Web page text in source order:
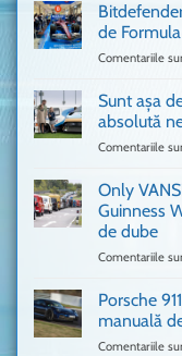
de Formula
Comentariile
Sunt așa
absolută
Comentariile
Only
Guinness
de dube
Comentariile
Porsche
manuală
Comentariile